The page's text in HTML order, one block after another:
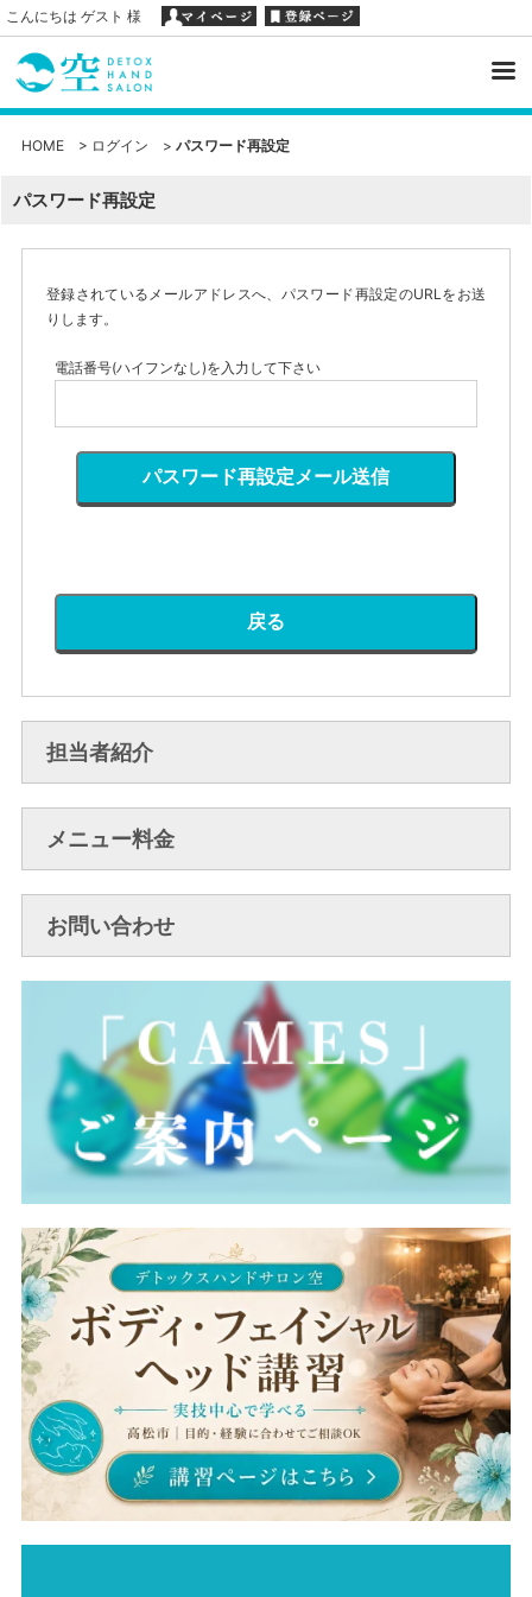
こんにちは ゲスト 様
HOME> ログイン > パスワード再設定
パスワード再設定
登録されているメールアドレスへ、パスワード再設定のURLをお送
りします。
電話番号(ハイフンなし)を入力して下さい
パスワード再設定メール送信
戻る
担当者紹介
メニュー料金
お問い合わせ